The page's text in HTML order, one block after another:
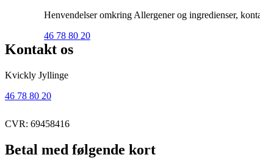
Henvendelser omkring Allergener og ingredienser,
46 78 80 20
Kontakt os
Kvickly Jyllinge
46 78 80 20
CVR: 69458416
Betal med følgende kort